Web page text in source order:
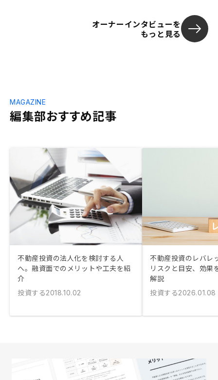
オーナーインタビューを
もっと見る
編集部おすすめ記事
MAGAZINE
不動産投資の法人化を検討する人
へ。融資面でのメリットや工夫を紹
介
投資する2018.10.02
不動産投資のレバレ
リスクと目安、効果
解説
投資する2026.01.08